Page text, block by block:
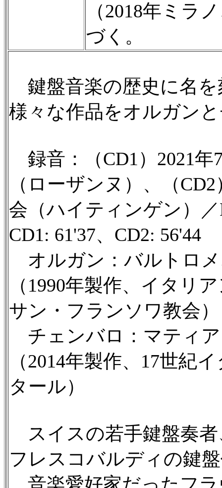
（2018年ミラ
づく。
鍵盤音楽の歴史に名
様々な作品をオルガン
録音：（CD1）2021
（ローザンヌ）、（
会（ハイティンゲン）
CD1: 61'37、CD2: 56'44
オルガン：バルトロ
（1990年製作、イタリ
サン・フランソワ教会）
チェンバロ：マティ
（2014年製作、17世紀
タール）
スイスの若手鍵盤奏
フレスコバルディの鍵